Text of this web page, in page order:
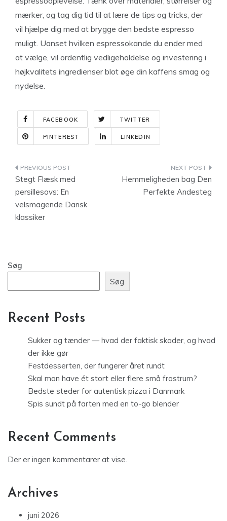
mærker, og tag dig tid til at lære de tips og tricks, der
vil hjælpe dig med at brygge den bedste espresso
muligt. Uanset hvilken espressokande du ender med
at vælge, vil ordentlig vedligeholdelse og investering i
højkvalitets ingredienser blot øge din kaffens smag og
nydelse.
FACEBOOK TWITTER
PINTEREST LINKEDIN
Indlægsnavigation
Stegt Flæsk med
persillesovs: En
velsmagende Dansk
klassiker
Hemmeligheden bag Den
Perfekte Andesteg
Søg
Søg
Recent Posts
Sukker og tænder — hvad der faktisk skader, og hvad
der ikke gør
Festdesserten, der fungerer året rundt
Skal man have ét stort eller flere små frostrum?
Bedste steder for autentisk pizza i Danmark
Spis sundt på farten med en to-go blender
Recent Comments
Der er ingen kommentarer at vise.
Archives
juni 2026